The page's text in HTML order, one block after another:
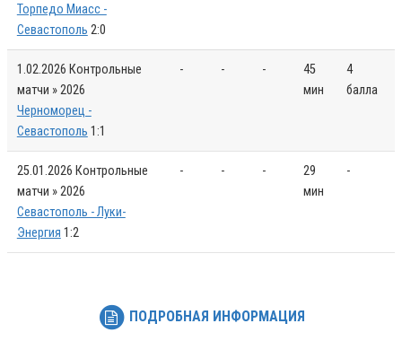
Торпедо Миасс -
Севастополь 2:0
1.02.2026 Контрольные
матчи » 2026
Черноморец -
Севастополь 1:1
- - -
45
мин
4
балла
25.01.2026 Контрольные
матчи » 2026
Севастополь - Луки-
Энергия 1:2
- - -
29
мин
-
ПОДРОБНАЯ ИНФОРМАЦИЯ